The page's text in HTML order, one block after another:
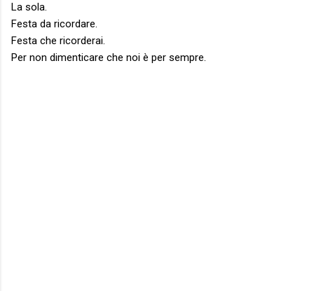
La sola.
Festa da ricordare.
Festa che ricorderai.
Per non dimenticare che noi è per sempre.